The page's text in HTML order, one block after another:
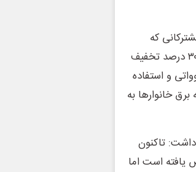
که
مصرف برق خود را حداقل ۱۰ درصد نسبت به سال گذشته کاهش دهند، تا ۳۰ درصد تخفیف
خواهند کرد. همچنین نصب نیروگاه خورشیدی ۵ کیلوواتی و استفاده
خانوارها به
داشت: تاکنون
یافته است اما